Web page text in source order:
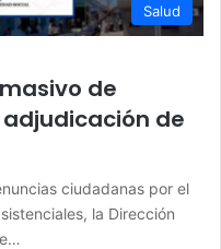
Salud
de
de
ciudadanas por el
la Dirección